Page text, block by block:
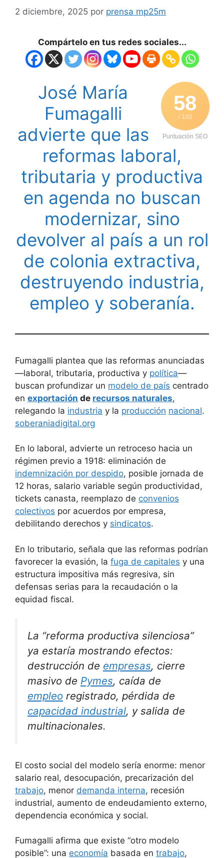
2 diciembre, 2025 por prensa mp25m
Compártelo en tus redes sociales...
58
/ 100
Puntuación SEO
José María
Fumagalli
advierte que las
reformas laboral,
tributaria y productiva
en agenda no buscan
modernizar, sino
devolver al país a un rol
de colonia extractiva,
destruyendo industria,
empleo y soberanía.
Fumagalli plantea que las reformas anunciadas
—laboral, tributaria, productiva y política—
buscan profundizar un modelo de país centrado
en exportación de recursos naturales,
relegando la industria y la producción nacional.
soberaniadigital.org
En lo laboral, advierte un retroceso hacia un
régimen previo a 1918: eliminación de
indemnización por despido, posible jornada de
12 horas, salario variable según productividad,
tickets canasta, reemplazo de convenios
colectivos por acuerdos por empresa,
debilitando derechos y sindicatos.
En lo tributario, señala que las reformas podrían
favorecer la evasión, la fuga de capitales y una
estructura impositiva más regresiva, sin
defensas serias para la recaudación o la
equidad fiscal.
La “reforma productiva silenciosa”
ya estaría mostrando efectos:
destrucción de empresas, cierre
masivo de Pymes, caída de
empleo registrado, pérdida de
capacidad industrial, y salida de
multinacionales.
El costo social del modelo sería enorme: menor
salario real, desocupación, precarización del
trabajo, menor demanda interna, recesión
industrial, aumento de endeudamiento externo,
dependencia económica y social.
Fumagalli afirma que existe “otro modelo
posible”: una economía basada en trabajo,